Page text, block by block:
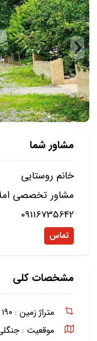
مشاور شما
خانم روستایی
مشاور تخصصی
09116735642
تماس
مشخصات کلی
متراژ زمین : ۱۹۰ متر
موقعیت :